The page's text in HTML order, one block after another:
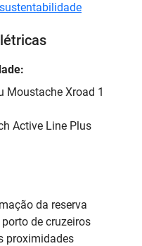
Moustache Xroad 1
Active Line Plus
da reserva
de cruzeiros
proximidades